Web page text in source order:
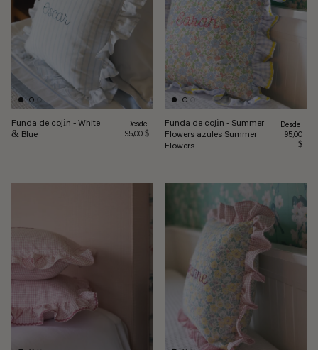
Funda de cojín - White
& Blue
Precio habitual
Desde
95,00 $
Funda de cojín - Summer
Flowers azules Summer
Flowers
Precio
Desde
95,00
$